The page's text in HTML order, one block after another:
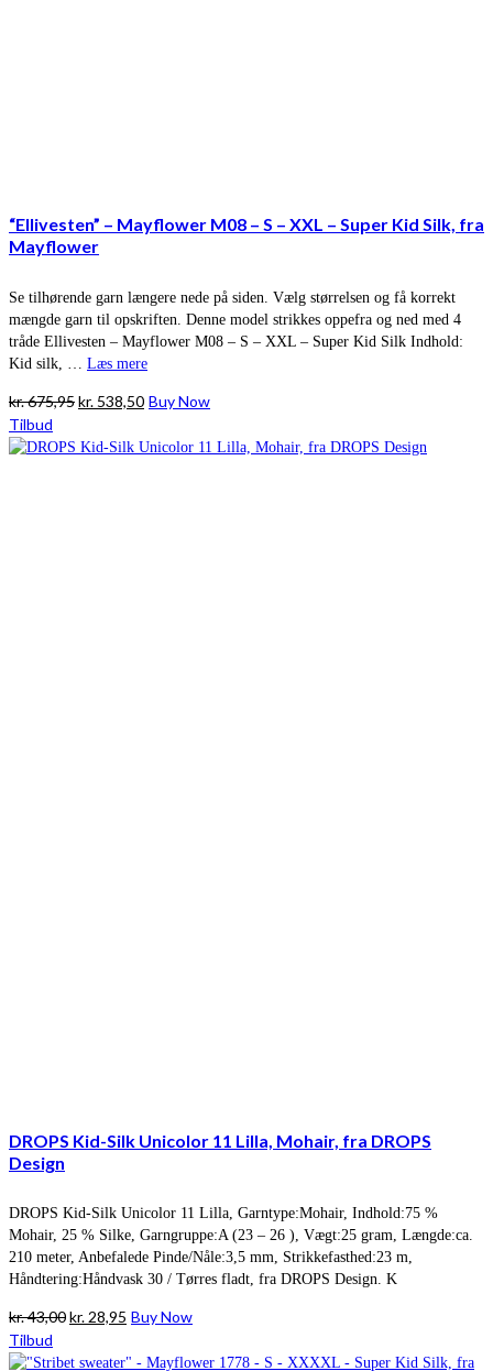
“Ellivesten” – Mayflower M08 – S – XXL – Super Kid Silk, fra
Mayflower
Se tilhørende garn længere nede på siden. Vælg størrelsen og få korrekt
mængde garn til opskriften. Denne model strikkes oppefra og ned med 4
tråde Ellivesten – Mayflower M08 – S – XXL – Super Kid Silk Indhold:
Kid silk, … Læs mere
kr.675,95Den
pris
kr. 538,50Den
pris
Buy Now
Tilbud
DROPS Kid-Silk Unicolor 11 Lilla, Mohair, fra DROPS
Design
DROPS Kid-Silk Unicolor 11 Lilla, Garntype:Mohair, Indhold:75 %
Mohair, 25 % Silke, Garngruppe:A (23 – 26 ), Vægt:25 gram, Længde:ca.
210 meter, Anbefalede Pinde/Nåle:3,5 mm, Strikkefasthed:23 m,
Håndtering:Håndvask 30 / Tørres fladt, fra DROPS Design. K
kr.43,00Den
pris
kr. 28,95 Den
pris
Buy Now
Tilbud